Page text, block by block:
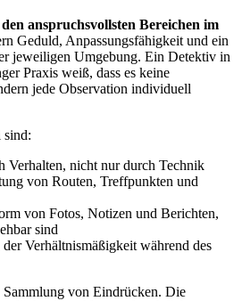
anspruchsvollsten Bereichen im
Geduld, Anpassungsfähigkeit und ein
jeweiligen Umgebung. Ein Detektiv in
Praxis weiß, dass es keine
jede Observation individuell
sind:
Verhalten, nicht nur durch Technik
von Routen, Treffpunkten und
von Fotos, Notizen und Berichten,
sind
Verhältnismäßigkeit während des
von Eindrücken. Die